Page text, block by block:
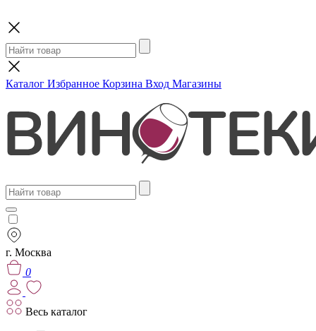
Каталог Избранное Корзина Вход Магазины
г. Москва
0
Весь каталог